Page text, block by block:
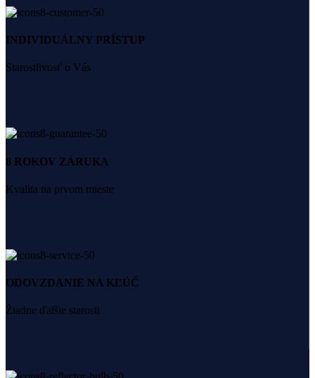
INDIVIDUÁLNY PRÍSTUP
Starostlivosť o Vás
8 ROKOV ZÁRUKA
Kvalita na prvom mieste
ODOVZDANIE NA KĽÚČ
Žiadne ďalšie starosti